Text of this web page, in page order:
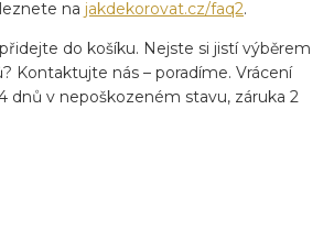
na jakdekorovat.cz/faq2.
do košíku. Nejste si jistí výběrem
Kontaktujte nás – poradíme. Vrácení
dnů v nepoškozeném stavu, záruka 2